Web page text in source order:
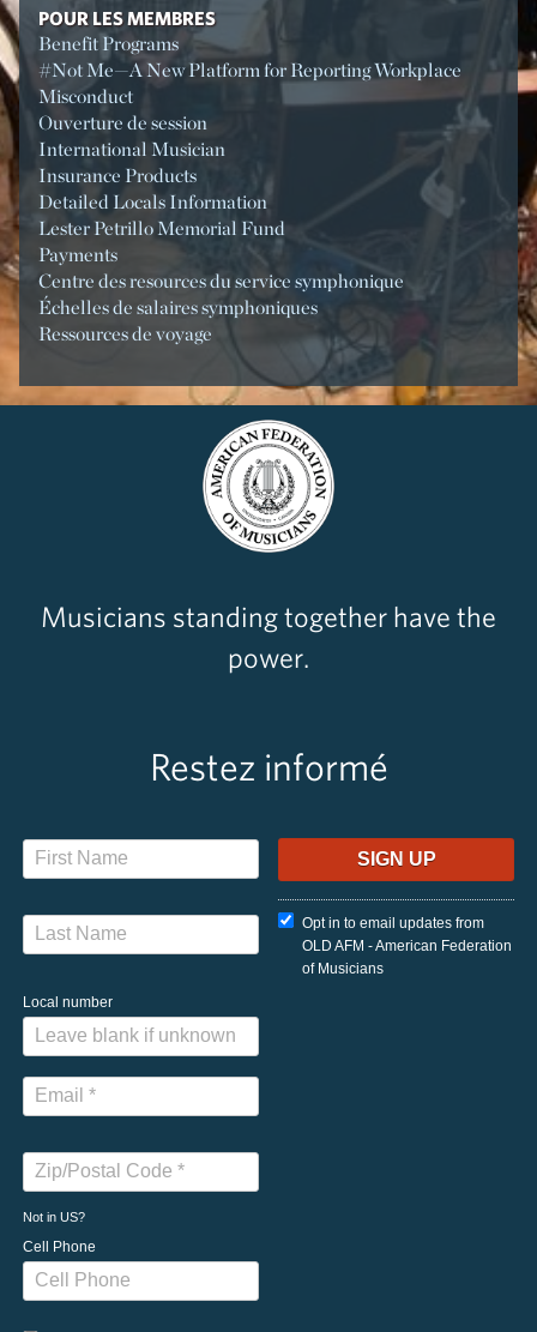
POUR LES MEMBRES
Benefit Programs
#Not Me—A New Platform for Reporting Workplace
Misconduct
Ouverture de session
International Musician
Insurance Products
Detailed Locals Information
Lester Petrillo Memorial Fund
Payments
Centre des resources du service symphonique
Échelles de salaires symphoniques
Ressources de voyage
Musicians standing together have the
power.
Restez informé
Local number
Not in US?
Cell Phone
Opt in to email updates from
OLD AFM - American Federation
of Musicians